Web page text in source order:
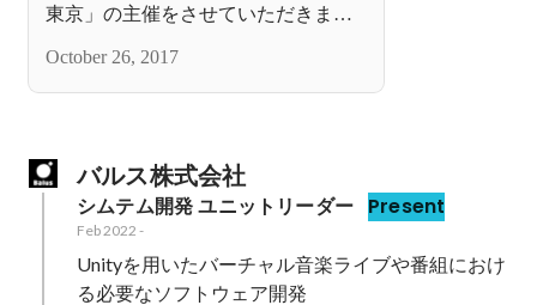
東京」の主催をさせていただきまし
October 26, 2017
バルス株式会社
シムテム開発 ユニットリーダー Present
Feb 2022 -
Unityを用いたバーチャル音楽ライブや番組におけ
る必要なソフトウェア開発